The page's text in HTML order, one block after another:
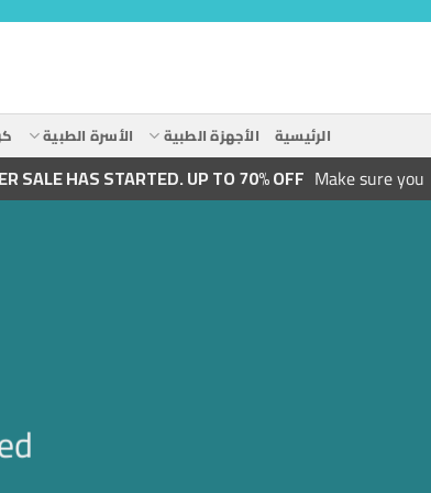
الرئيسية الأجهزة الطبية الأسرة الطبية
SALE HAS STARTED. UP TO 70% OFF Make sure you